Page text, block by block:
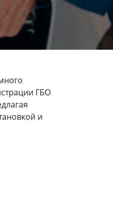
ГБО
и